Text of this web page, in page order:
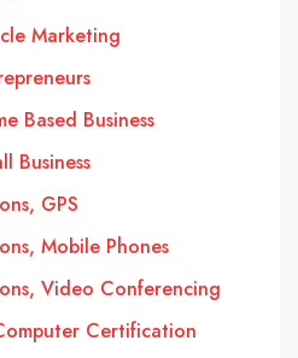
Marketing
Based Business
Business
GPS
Mobile Phones
Video Conferencing
Certification